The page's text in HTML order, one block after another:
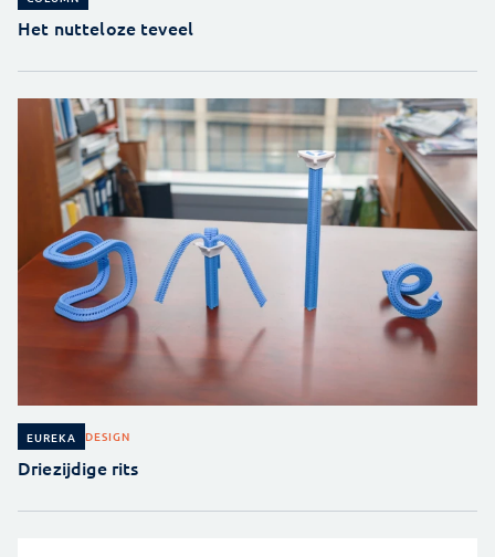
Het nutteloze teveel
EUREKA DESIGN
Driezijdige rits